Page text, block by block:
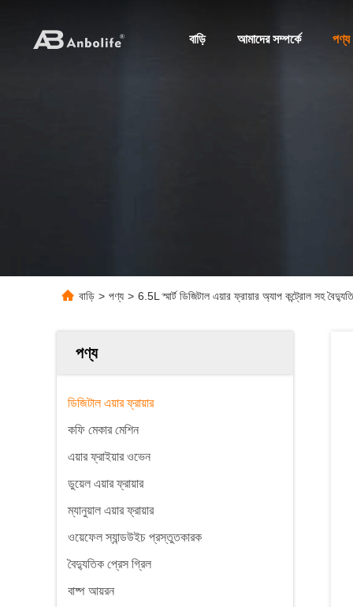
বাড়ি আমাদের সম্পর্কে পণ্য
বাড়ি > পণ্য > 6.5L স্মার্ট ডিজিটাল এয়ার ফ্রায়ার অ্যাপ কন্ট্রোল সহ
পণ্য
ডিজিটাল এয়ার ফ্রায়ার
কফি মেকার মেশিন
এয়ার ফ্রাইয়ার ওভেন
ডুয়েল এয়ার ফ্রায়ার
ম্যানুয়াল এয়ার ফ্রায়ার
ওয়েফেল স্যান্ডউইচ প্রস্তুতকারক
বৈদ্যুতিক প্রেস গ্রিল
বাষ্প আয়রন